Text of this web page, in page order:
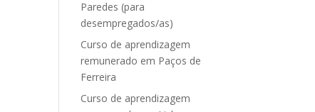
Paredes (para
desempregados/as)
Curso de aprendizagem
remunerado em Paços de
Ferreira
Curso de aprendizagem